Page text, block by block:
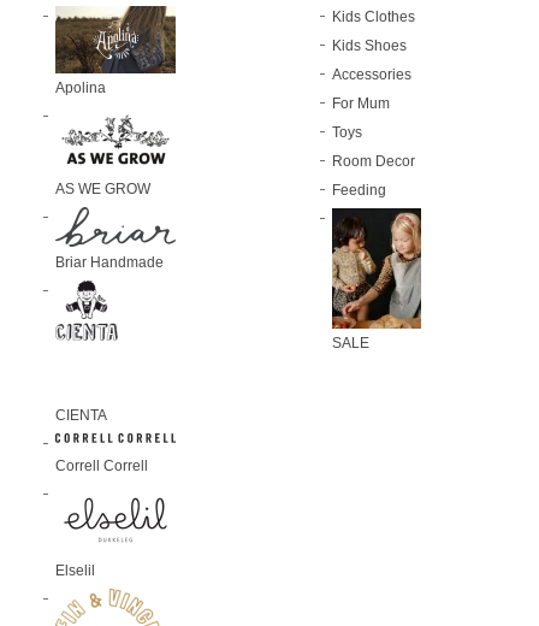
Apolina
AS WE GROW
Briar Handmade
CIENTA
Correll Correll
Elselil
Kids Clothes
Kids Shoes
Accessories
For Mum
Toys
Room Decor
Feeding
SALE